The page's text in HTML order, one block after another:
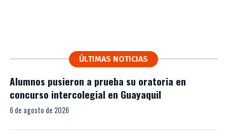
ÚLTIMAS NOTICIAS
Alumnos pusieron a prueba su oratoria en
concurso intercolegial en Guayaquil
6 de agosto de 2026